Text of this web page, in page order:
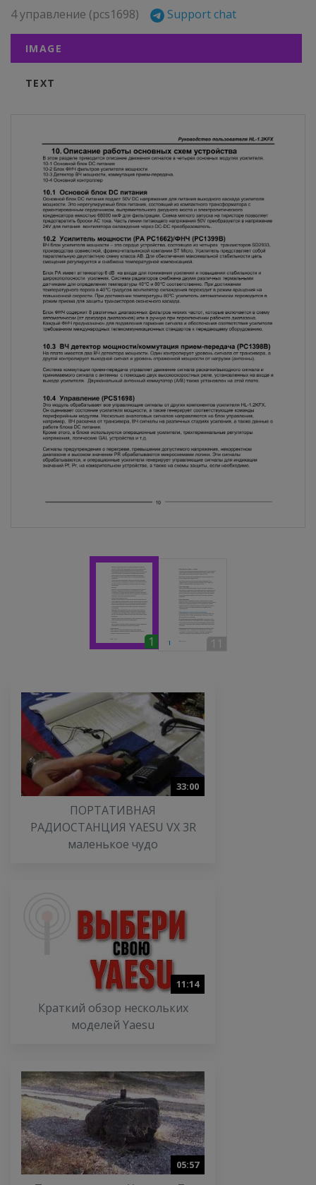
4 управление (pcs1698) Support chat
IMAGE
TEXT
1 11
33:00
ПОРТАТИВНАЯ
РАДИОСТАНЦИЯ YAESU VX 3R
маленькое чудо
11:14
Краткий обзор нескольких
моделей Yaesu
05:57